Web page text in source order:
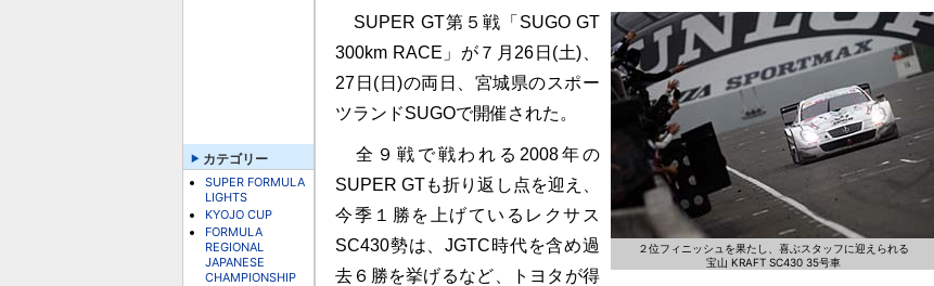
カテゴリー
SUPER FORMULA
LIGHTS
KYOJO CUP
FORMULA
REGIONAL
JAPANESE
CHAMPIONSHIP
２位フィニッシュを果たし、喜ぶスタッフに迎えられる
宝山 KRAFT SC430 35号車
SUPER GT第５戦「SUGO GT
300km RACE」が７月26日(土)、
27日(日)の両日、宮城県のスポー
ツランドSUGOで開催された。
全９戦で戦われる2008年の
SUPER GTも折り返し点を迎え、
今季１勝を上げているレクサス
SC430勢は、JGTC時代を含め過
去６勝を挙げるなど、トヨタが得